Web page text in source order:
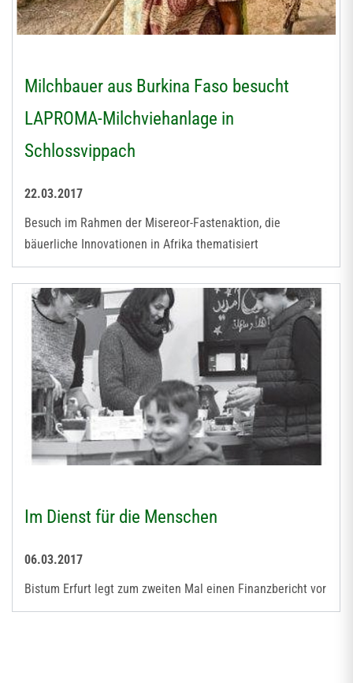
Milchbauer aus Burkina Faso besucht
LAPROMA-Milchviehanlage in
Schlossvippach
22.03.2017
Besuch im Rahmen der Misereor-Fastenaktion, die
bäuerliche Innovationen in Afrika thematisiert
Im Dienst für die Menschen
06.03.2017
Bistum Erfurt legt zum zweiten Mal einen Finanzbericht vor